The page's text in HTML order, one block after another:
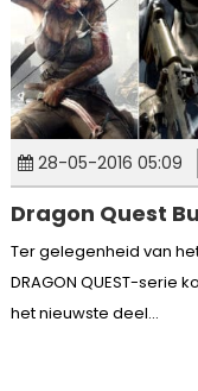
28-05-2016 05:09
Dragon Quest
Ter gelegenheid van
DRAGON QUEST-serie
het nieuwste deel...